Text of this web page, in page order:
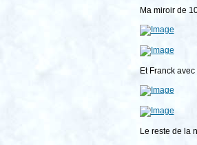
Ma miroir de
Et Franck
Le reste de la